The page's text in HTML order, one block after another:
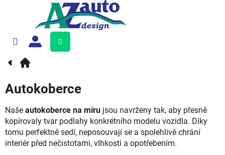
Nákupní
košík
Autokoberce
Naše autokoberce na míru jsou navrženy tak, aby přesně
kopírovaly tvar podlahy konkrétního modelu vozidla. Díky
tomu perfektně sedí, neposouvají se a spolehlivě chrání
interiér před nečistotami, vlhkostí a opotřebením.